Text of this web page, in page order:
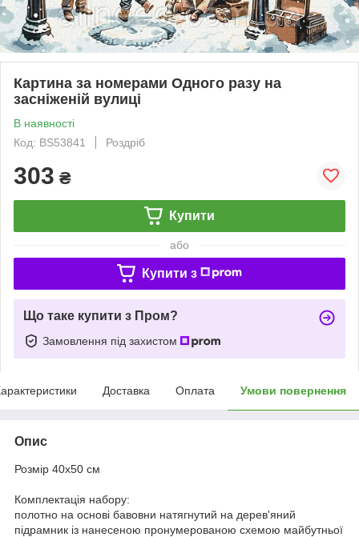
Картина за номерами Одного разу на
засніженій вулиці
В наявності
Код: BS53841
Роздріб
303 ₴
Купити
або
Купити з
Що таке купити з Пром?
Замовлення під захистом
Доставка Оплата Умови повернення
Опис
Розмір 40x50 см
Комплектація набору:
полотно на основі бавовни натягнутий на дерев'яний
підрамник із нанесеною пронумерованою схемою майбутньої